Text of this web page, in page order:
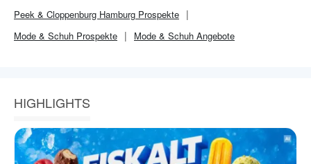
Peek & Cloppenburg Hamburg Prospekte
Mode & Schuh Prospekte Mode & Schuh Angebote
HIGHLIGHTS